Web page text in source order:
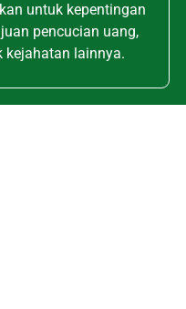
untuk kepentingan
pencucian uang,
kejahatan lainnya.